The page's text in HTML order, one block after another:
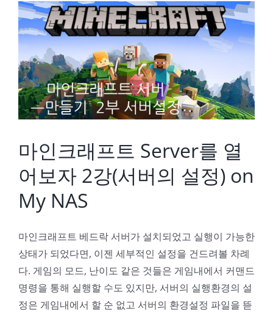
마인크래프트 Server를 열
어보자 2강(서버의 설정) on
My NAS
마인크래프트 베드락 서버가 설치되었고 실행이 가능한
상태가 되었다면, 이젠 세부적인 설정을 건드려볼 차례
다. 게임의 모드, 난이도 같은 것들은 게임내에서 커맨드
명령을 통해 실행할 수도 있지만, 서버의 실행환경의 설
정은 게임내에서 할 순 없고 서버의 환경설정 파일을 뜯